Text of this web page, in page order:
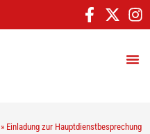
» Einladung zur Hauptdienstbesprechung